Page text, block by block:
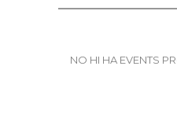
NO HI HA EVENTS